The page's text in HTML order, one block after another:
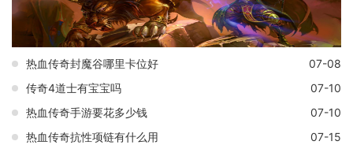
热血传奇封魔谷哪里卡位好
07-08
传奇4道士有宝宝吗
07-10
热血传奇手游要花多少钱
07-10
热血传奇抗性项链有什么用
07-15